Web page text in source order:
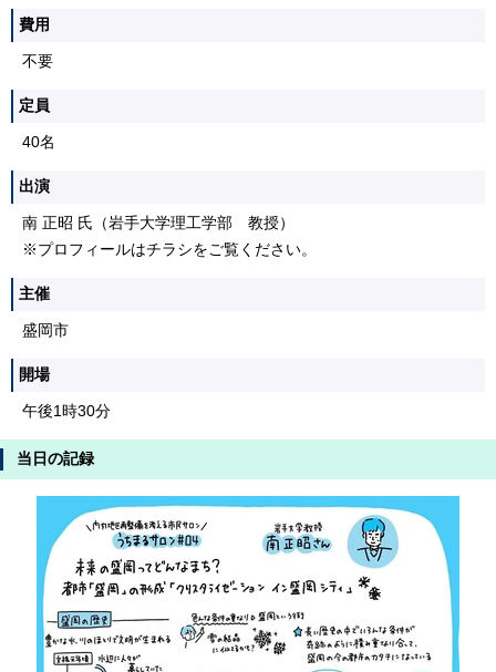
費用
不要
定員
40名
出演
南 正昭 氏（岩手大学理工学部 教授）
※プロフィールはチラシをご覧ください。
主催
盛岡市
開場
午後1時30分
当日の記録